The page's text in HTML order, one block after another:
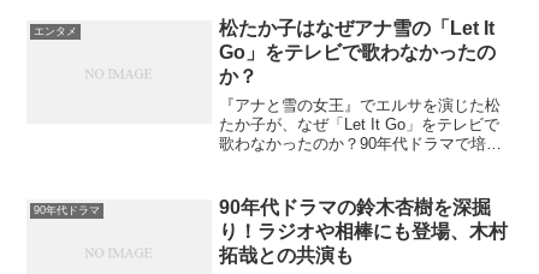
エンタメ
松たか子はなぜアナ雪の「Let It
Go」をテレビで歌わなかったの
か？
『アナと雪の女王』でエルサを演じた松
たか子が、なぜ「Let It Go」をテレビで
歌わなかったのか？90年代ドラマで培っ
90年代ドラマ
90年代ドラマの鈴木杏樹を深掘
り！ラジオや相棒にも登場、木村
拓哉との共演も